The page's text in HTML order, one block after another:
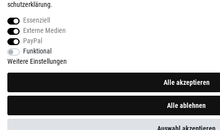
schutz­erklärung.
Essenziell
Externe Medien
PayPal
Funktional
Weitere Einstellungen
Alle akzeptieren
Alle ablehnen
Auswahl akzeptieren